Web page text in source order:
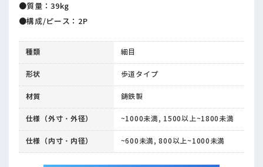
●質量：39kg
●構成/ピース：2P
種類 細目
形状 歩道タイプ
材質 鋳鉄製
仕様（外寸・外径） ~1000未満, 1500以上~1800未満
仕様（内寸・内径） ~600未満, 800以上~1000未満